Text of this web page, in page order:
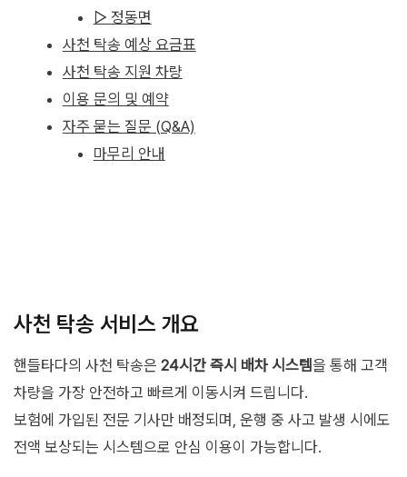
▷ 정동면
사천 탁송 예상 요금표
사천 탁송 지원 차량
이용 문의 및 예약
자주 묻는 질문 (Q&A)
마무리 안내
사천 탁송 서비스 개요
핸들타다의 사천 탁송은 24시간 즉시 배차 시스템을 통해 고객
차량을 가장 안전하고 빠르게 이동시켜 드립니다.
보험에 가입된 전문 기사만 배정되며, 운행 중 사고 발생 시에도
전액 보상되는 시스템으로 안심 이용이 가능합니다.